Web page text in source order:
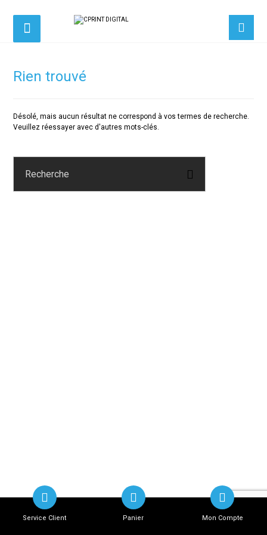
Rien trouvé
Désolé, mais aucun résultat ne correspond à vos termes de recherche.
Veuillez réessayer avec d'autres mots-clés.
Service Client Panier Mon Compte